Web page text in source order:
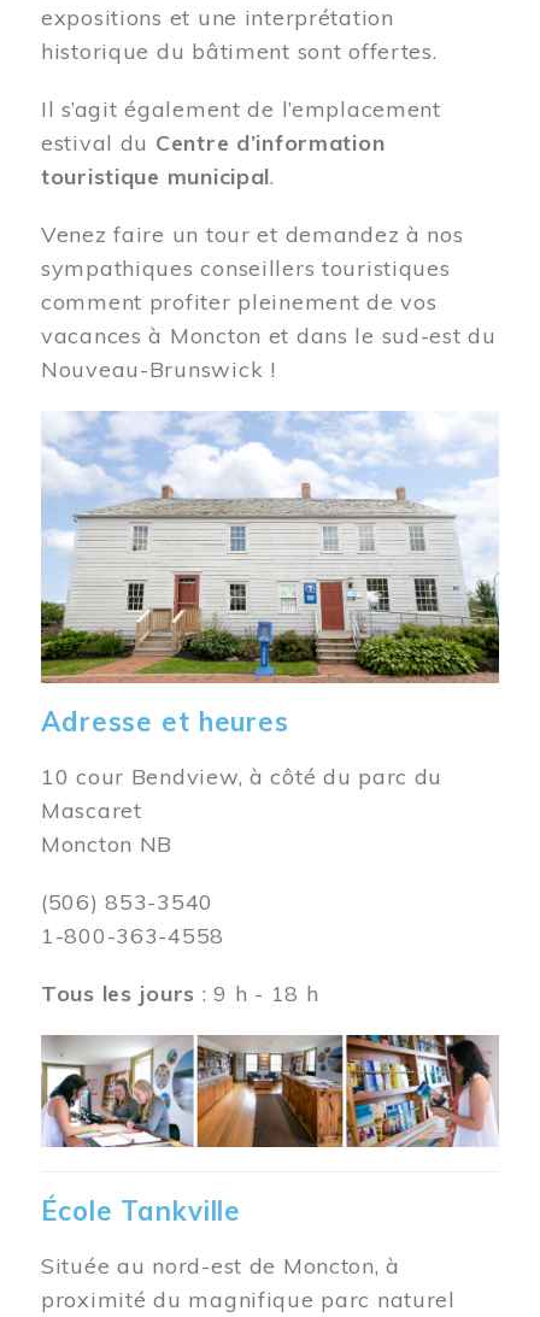
expositions et une interprétation
historique du bâtiment sont offertes.
Il s’agit également de l’emplacement
estival du Centre d’information
touristique municipal.
Venez faire un tour et demandez à nos
sympathiques conseillers touristiques
comment profiter pleinement de vos
vacances à Moncton et dans le sud-est du
Nouveau-Brunswick !
Image
Adresse et heures
10 cour Bendview, à côté du parc du
Mascaret
Moncton NB
(506) 853-3540
1-800-363-4558
Tous les jours : 9 h - 18 h
Image
École Tankville
Située au nord-est de Moncton, à
proximité du magnifique parc naturel